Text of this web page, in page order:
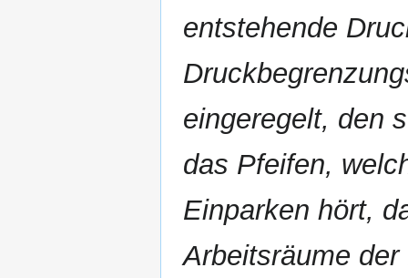
entstehende
eingeregelt, den
das Pfeifen,
Einparken hört,
Arbeitsräume